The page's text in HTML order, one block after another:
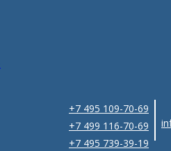
+7 495 109-70-69
+7 499 116-70-69
+7 495 739-39-19